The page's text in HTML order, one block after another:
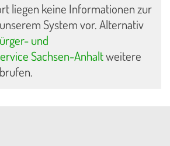
liegen keine Informationen zur
System vor. Alternativ
und
Sachsen-Anhaltweitere